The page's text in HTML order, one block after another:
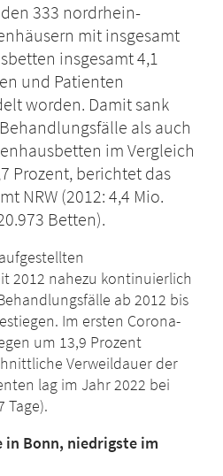
333 nordrhein-
mit insgesamt
insgesamt 4,1
und Patienten
worden. Damit sank
als auch
im Vergleich
Prozent, berichtet das
NRW (2012: 4,4 Mio.
Betten).
2012 nahezu kontinuierlich
ab 2012 bis
Im ersten Corona-
um 13,9 Prozent
Verweildauer der
lag im Jahr 2022 bei
Tage).
Bonn, niedrigste im